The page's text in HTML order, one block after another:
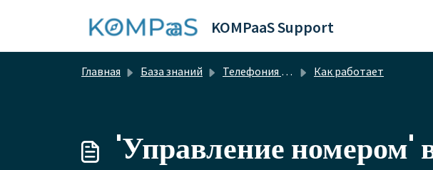
KOMPaaS Support
Главная База знаний Телефония 2.0 Как работает
'Управление номером'